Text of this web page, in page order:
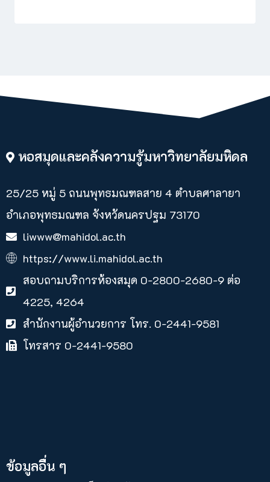
หอสมุดและคลังความรู้มหาวิทยาลัยมหิดล
25/25 หมู่ 5 ถนนพุทธมณฑลสาย 4 ตำบลศาลายา​
อำเภอพุทธมณฑล จังหวัดนครปฐม 73170
liwww@mahidol.ac.th
https://www.li.mahidol.ac.th
สอบถามบริการห้องสมุด 0-2800-2680-9 ต่อ
4225, 4264
สำนักงานผู้อำนวยการ โทร. 0-2441-9581
โทรสาร 0-2441-9580
ข้อมูลอื่น ๆ